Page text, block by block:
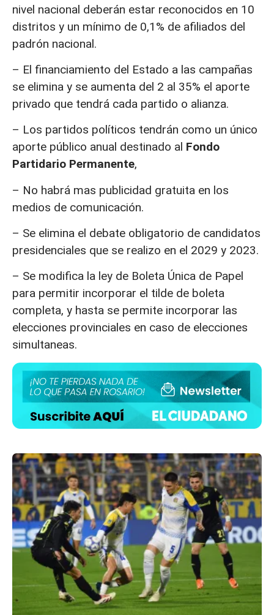
nivel nacional deberán estar reconocidos en 10
distritos y un mínimo de 0,1% de afiliados del
padrón nacional.
– El financiamiento del Estado a las campañas
se elimina y se aumenta del 2 al 35% el aporte
privado que tendrá cada partido o alianza.
– Los partidos políticos tendrán como un único
aporte público anual destinado al Fondo
Partidario Permanente,
– No habrá mas publicidad gratuita en los
medios de comunicación.
– Se elimina el debate obligatorio de candidatos
presidenciales que se realizo en el 2029 y 2023.
– Se modifica la ley de Boleta Única de Papel
para permitir incorporar el tilde de boleta
completa, y hasta se permite incorporar las
elecciones provinciales en caso de elecciones
simultaneas.